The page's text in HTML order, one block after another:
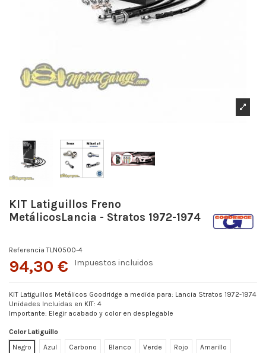
KIT Latiguillos Freno
MetálicosLancia - Stratos 1972-1974
Referencia TLN0500-4
94,30 € Impuestos incluidos
KIT Latiguillos Metálicos Goodridge a medida para: Lancia Stratos 1972-1974
Unidades Incluidas en KIT: 4
Importante: Elegir acabado y color en desplegable
Color Latiguillo
Negro
Azul Carbono Blanco Verde Rojo Amarillo